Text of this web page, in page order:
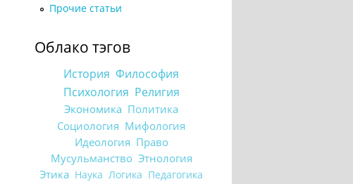
Прочие статьи
Облако тэгов
История Философия
Психология Религия
Экономика Политика
Социология Мифология
Идеология Право
Мусульманство Этнология
Этика Наука Логика Педагогика